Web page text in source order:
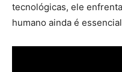
tecnológicas, ele
humano ainda é